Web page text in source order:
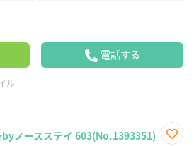
電話する
ル
ノースステイ 603(No.1393351)